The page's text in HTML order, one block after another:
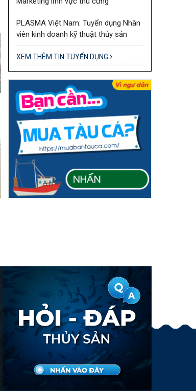
PLASMA Việt Nam: Tuyển dụng Nhân
viên kinh doanh kỹ thuật thủy sản
XEM THÊM TIN TUYỂN DỤNG